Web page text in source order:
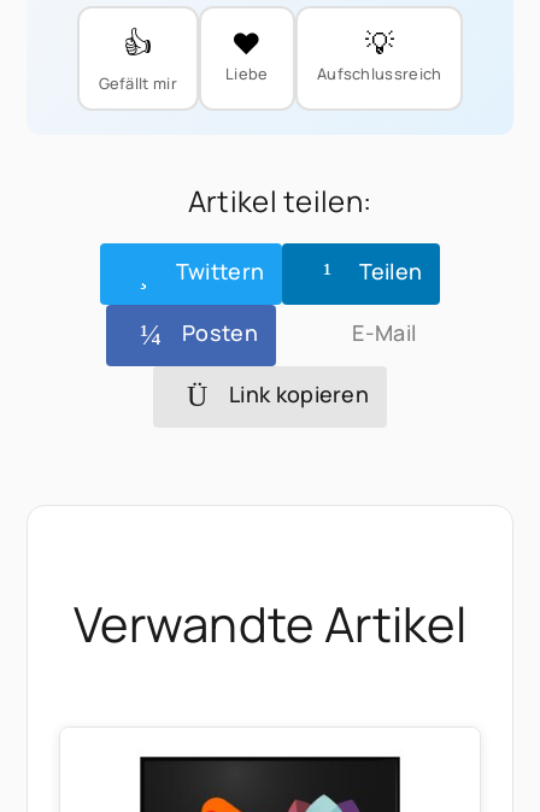
👍
Gefällt mir
❤️
Liebe
💡
Aufschlussreich
Artikel teilen:
Twittern Teilen
Posten E-Mail
Link kopieren
Verwandte Artikel